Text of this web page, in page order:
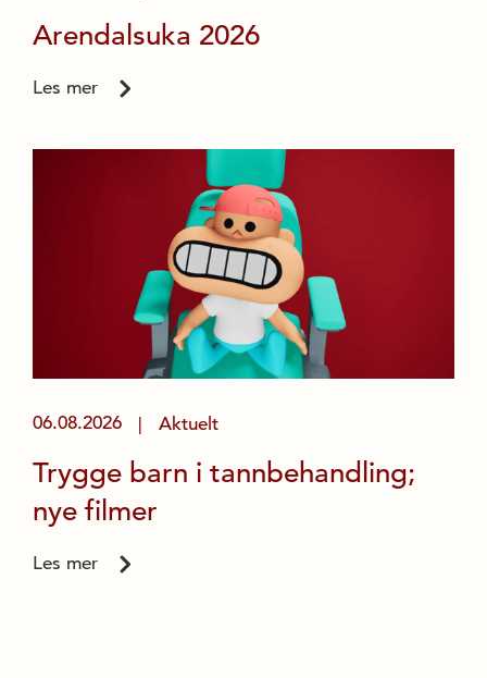
Arendalsuka 2026
Les mer
06.08.2026 Aktuelt
Trygge barn i tannbehandling;
nye filmer
Les mer